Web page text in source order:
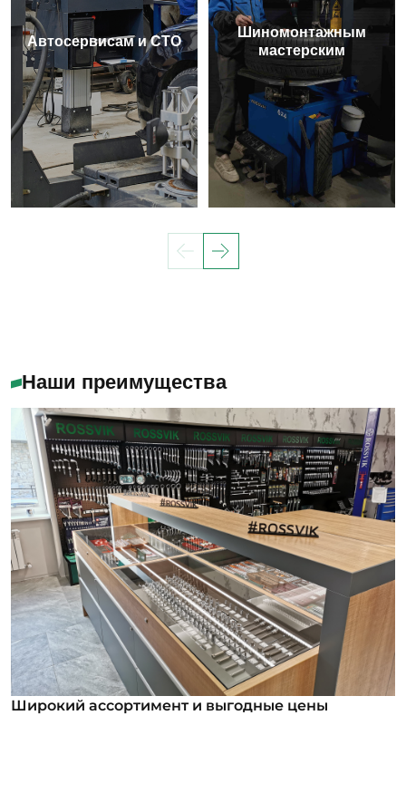
Автосервисам и СТО
Шиномонтажным
мастерским
Наши преимущества
Широкий ассортимент и выгодные цены